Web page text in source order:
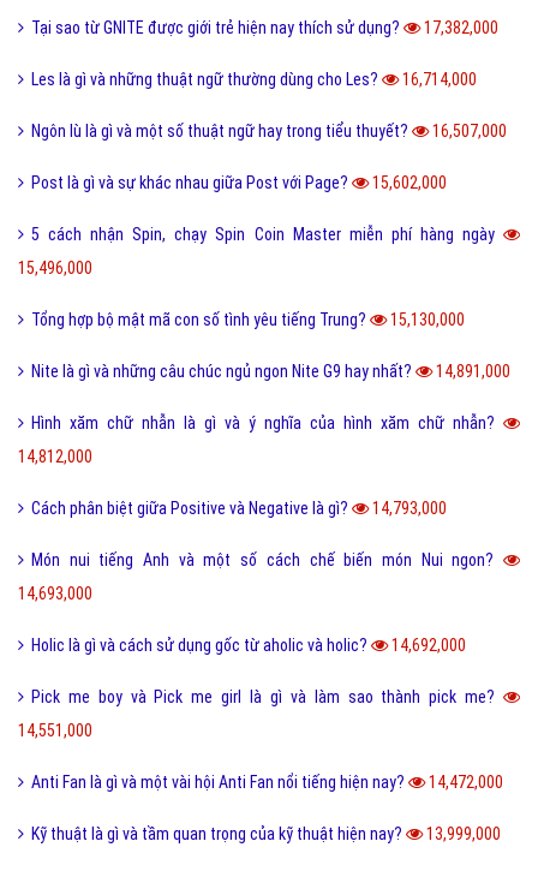
Tại sao từ GNITE được giới trẻ hiện nay thích sử dụng? 17,382,000
Les là gì và những thuật ngữ thường dùng cho Les? 16,714,000
Ngôn lù là gì và một số thuật ngữ hay trong tiểu thuyết? 16,507,000
Post là gì và sự khác nhau giữa Post với Page? 15,602,000
5 cách nhận Spin, chạy Spin Coin Master miễn phí hàng ngày
15,496,000
Tổng hợp bộ mật mã con số tình yêu tiếng Trung? 15,130,000
Nite là gì và những câu chúc ngủ ngon Nite G9 hay nhất? 14,891,000
Hình xăm chữ nhẫn là gì và ý nghĩa của hình xăm chữ nhẫn?
14,812,000
Cách phân biệt giữa Positive và Negative là gì? 14,793,000
Món nui tiếng Anh và một số cách chế biến món Nui ngon?
14,693,000
Holic là gì và cách sử dụng gốc từ aholic và holic? 14,692,000
Pick me boy và Pick me girl là gì và làm sao thành pick me?
14,551,000
Anti Fan là gì và một vài hội Anti Fan nổi tiếng hiện nay? 14,472,000
Kỹ thuật là gì và tầm quan trọng của kỹ thuật hiện nay? 13,999,000